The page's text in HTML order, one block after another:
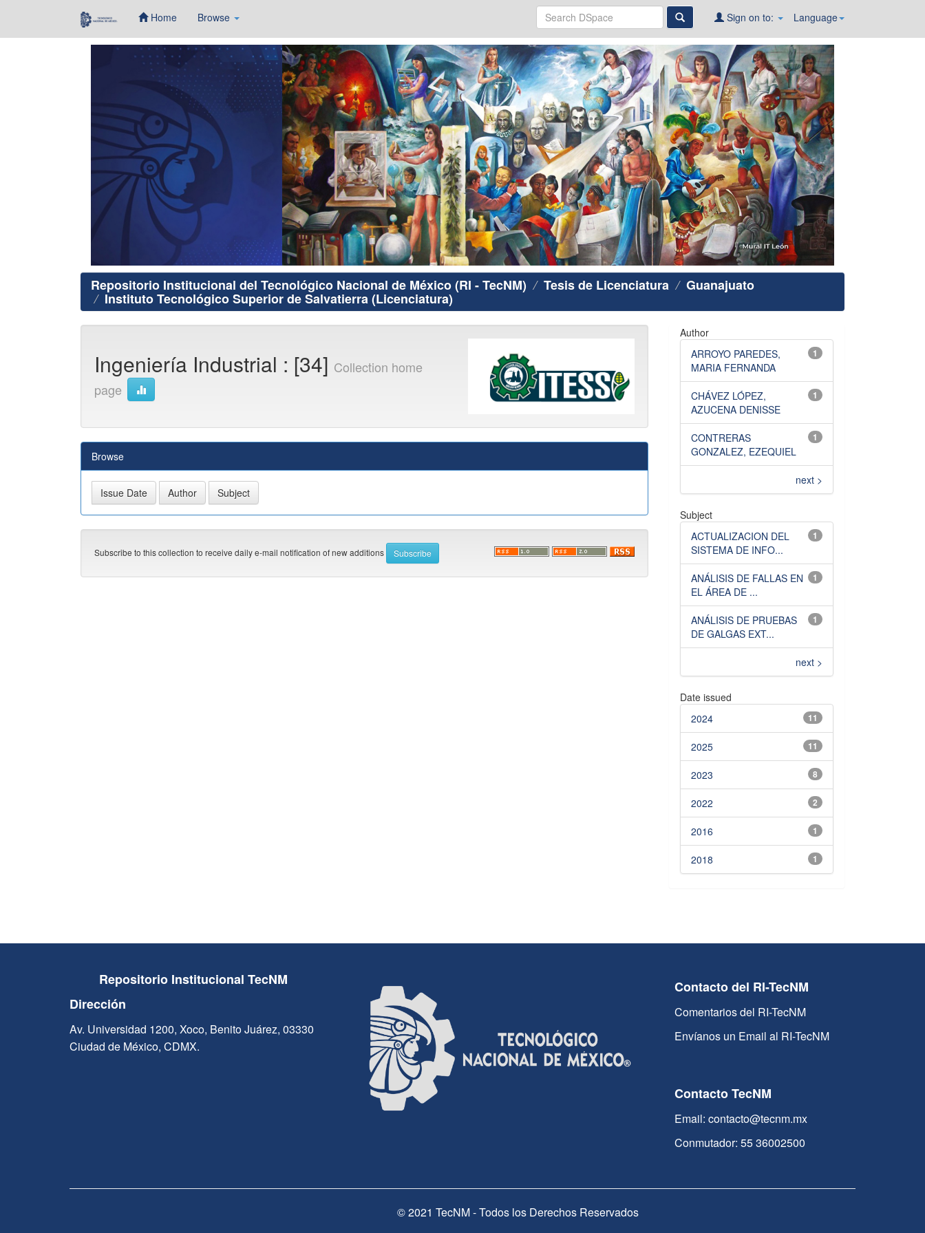
Home Browse Language
Sign on to:
Repositorio Institucional del Tecnológico Nacional de México (RI - TecNM) Tesis de Licenciatura Guanajuato
Instituto Tecnológico Superior de Salvatierra (Licenciatura)
Ingeniería Industrial : [34] Collection home
page
Browse
Subscribe to this collection to receive daily e-mail notification of new additions
Author
1
ARROYO PAREDES,
MARIA FERNANDA
1
CHÁVEZ LÓPEZ,
AZUCENA DENISSE
1
CONTRERAS
GONZALEZ, EZEQUIEL
next >
Subject
1
ACTUALIZACION DEL
SISTEMA DE INFO...
1
ANÁLISIS DE FALLAS EN
EL ÁREA DE ...
1
ANÁLISIS DE PRUEBAS
DE GALGAS EXT...
next >
Date issued
11
2024
11
2025
8
2023
2
2022
1
2016
1
2018
Repositorio Institucional TecNM
Dirección
Av. Universidad 1200, Xoco, Benito Juárez, 03330
Ciudad de México, CDMX.
Contacto del RI-TecNM
Comentarios del RI-TecNM
Envíanos un Email al RI-TecNM
Contacto TecNM
Email: contacto@tecnm.mx
Conmutador: 55 36002500
© 2021 TecNM - Todos los Derechos Reservados